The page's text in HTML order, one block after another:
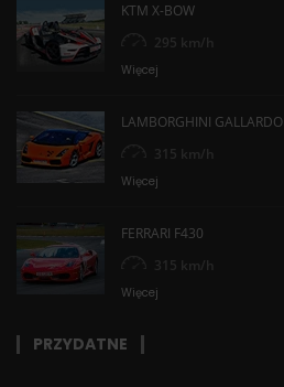
KTM X-BOW
295 km/h
Więcej
LAMBORGHINI GALLARDO
315 km/h
Więcej
FERRARI F430
315 km/h
Więcej
PRZYDATNE